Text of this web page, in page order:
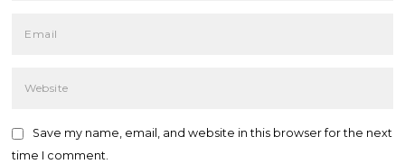
Save my name, email, and website in this browser for the next
time I comment.